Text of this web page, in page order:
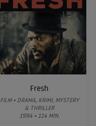
Fresh
FILM • DRAMA, KRIMI, MYSTERY
& THRILLER
1994 • 114 MIN.